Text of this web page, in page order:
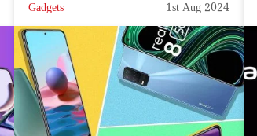
Gadgets 1st Aug 2024